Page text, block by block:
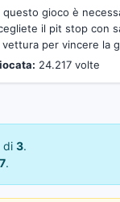
questo gioco è
il pit stop con
vettura per vincere la
24.217 volte
di 3.
.